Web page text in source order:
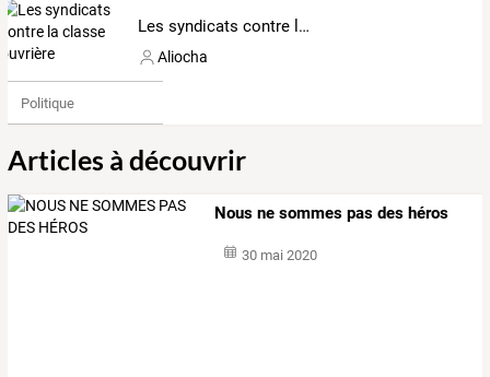
Les syndicats contre la classe ouvrière
Aliocha
Politique
Articles à découvrir
Nous ne sommes pas des héros
30 mai 2020